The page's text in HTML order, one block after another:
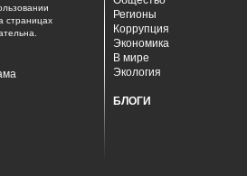
страницах
Регионы
Коррупция
Экономика
В мире
Экология
БЛОГИ